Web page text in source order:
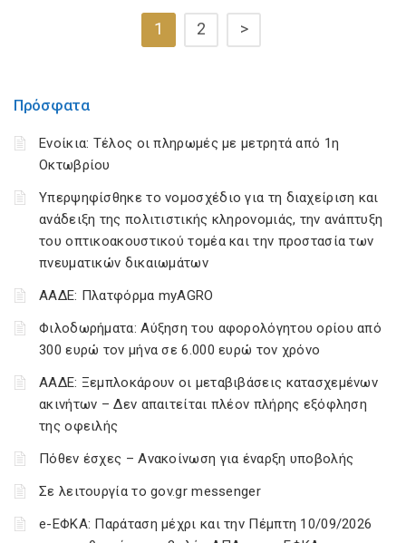
1 2 >
Πρόσφατα
Ενοίκια: Τέλος οι πληρωμές με μετρητά από 1η
Οκτωβρίου
Υπερψηφίσθηκε το νομοσχέδιο για τη διαχείριση και
ανάδειξη της πολιτιστικής κληρονομιάς, την ανάπτυξη
του οπτικοακουστικού τομέα και την προστασία των
πνευματικών δικαιωμάτων
ΑΑΔΕ: Πλατφόρμα myAGRO
Φιλοδωρήματα: Αύξηση του αφορολόγητου ορίου από
300 ευρώ τον μήνα σε 6.000 ευρώ τον χρόνο
ΑΑΔΕ: Ξεμπλοκάρουν οι μεταβιβάσεις κατασχεμένων
ακινήτων – Δεν απαιτείται πλέον πλήρης εξόφληση
της οφειλής
Πόθεν έσχες – Ανακοίνωση για έναρξη υποβολής
Σε λειτουργία το gov.gr messenger
e-ΕΦΚΑ: Παράταση μέχρι και την Πέμπτη 10/09/2026